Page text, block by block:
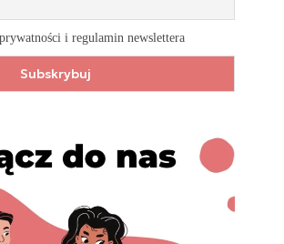
i regulamin newslettera